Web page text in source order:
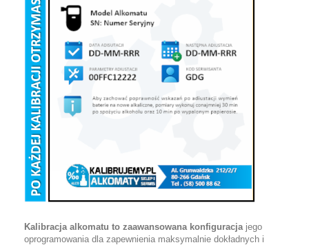
Kalibracja alkomatu to zaawansowana konfiguracja jego
oprogramowania dla zapewnienia maksymalnie dokładnych i